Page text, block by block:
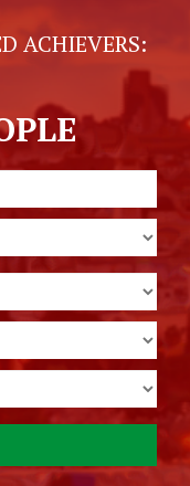
ACHIEVERS: